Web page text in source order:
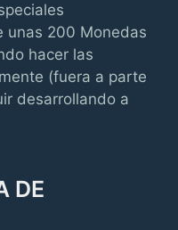
unas 200 Monedas
hacer las
(fuera a parte
desarrollando a
DE